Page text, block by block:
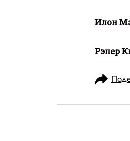
Илон
Рэпер